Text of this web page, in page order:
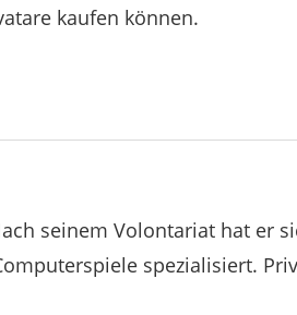
kaufen können.
seinem Volontariat hat er
spezialisiert.